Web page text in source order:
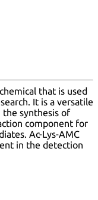
that is used
It is a versatile
the synthesis of
component for
Ac-Lys-AMC
in the detection